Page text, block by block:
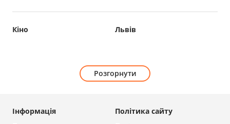
Кіно Львів
Розгорнути
Політика сайту
Інформація